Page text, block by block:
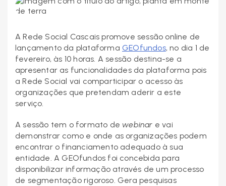
A Rede Social Cascais promove sessão online de
lançamento da plataforma GEOfundos, no dia 1 de
fevereiro, às 10 horas. A sessão destina-se a
apresentar as funcionalidades da plataforma pois
a Rede Social vai comparticipar o acesso às
organizações que pretendam aderir a este
serviço.
A sessão tem o formato de webinar e vai
demonstrar como e onde as organizações podem
encontrar o financiamento adequado à sua
entidade. A GEOfundos foi concebida para
disponibilizar informação através de um processo
de segmentação rigoroso. Gera pesquisas